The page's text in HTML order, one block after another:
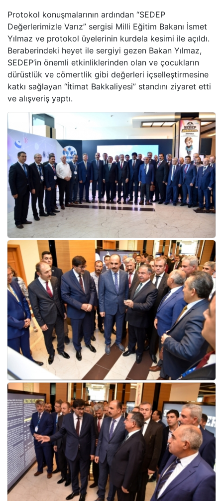
Protokol konuşmalarının ardından “SEDEP
Değerlerimizle Varız” sergisi Milli Eğitim Bakanı İsmet
Yılmaz ve protokol üyelerinin kurdela kesimi ile açıldı.
Beraberindeki heyet ile sergiyi gezen Bakan Yılmaz,
SEDEP’in önemli etkinliklerinden olan ve çocukların
dürüstlük ve cömertlik gibi değerleri içselleştirmesine
katkı sağlayan “İtimat Bakkaliyesi” standını ziyaret etti
ve alışveriş yaptı.